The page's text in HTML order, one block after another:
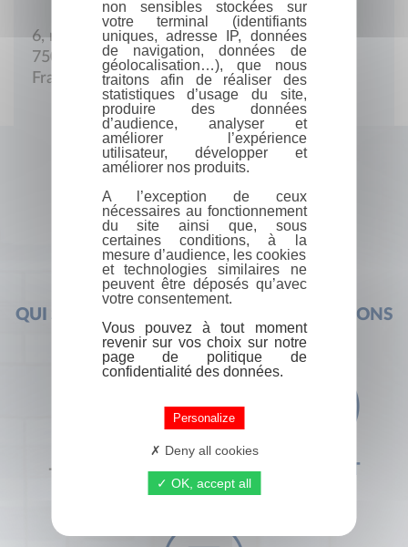
6, rue du Buisson-Saint-Louis
75010 Paris
France
QUI SOMMES-NOUS ? FOIRE AUX QUESTIONS
+33 (0) 1 44 41 29 19 CONTACT
non sensibles stockées sur
votre terminal (identifiants
uniques, adresse IP, données
de navigation, données de
géolocalisation…), que nous
traitons afin de réaliser des
statistiques d’usage du site,
produire des données
d’audience, analyser et
améliorer l’expérience
utilisateur, développer et
améliorer nos produits.
A l’exception de ceux
nécessaires au fonctionnement
du site ainsi que, sous
certaines conditions, à la
mesure d’audience, les cookies
et technologies similaires ne
peuvent être déposés qu’avec
votre consentement.
Vous pouvez à tout moment
revenir sur vos choix sur notre
page de politique de
confidentialité des données.
Personalize
Deny all cookies
OK, accept all